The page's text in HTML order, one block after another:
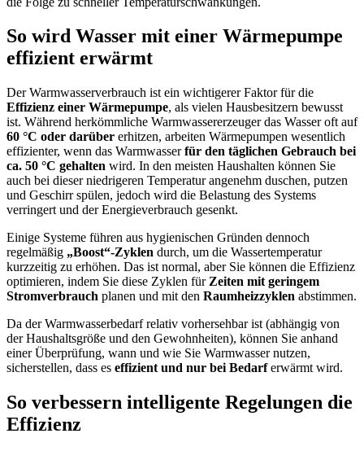
So wird Wasser mit einer Wärmepumpe
effizient erwärmt
Der Warmwasserverbrauch ist ein wichtigerer Faktor für die
Effizienz einer Wärmepumpe, als vielen Hausbesitzern bewusst
ist. Während herkömmliche Warmwassererzeuger das Wasser oft auf
60 °C oder darüber erhitzen, arbeiten Wärmepumpen wesentlich
effizienter, wenn das Warmwasserfür den täglichen Gebrauch bei
ca. 50 °C gehalten wird. In den meisten Haushalten können Sie
auch bei dieser niedrigeren Temperatur angenehm duschen, putzen
und Geschirr spülen, jedoch wird die Belastung des Systems
verringert und der Energieverbrauch gesenkt.
Einige Systeme führen aus hygienischen Gründen dennoch
regelmäßig „Boost“-Zyklen durch, um die Wassertemperatur
kurzzeitig zu erhöhen. Das ist normal, aber Sie können die Effizienz
optimieren, indem Sie diese Zyklen für Zeiten mit geringem
Stromverbrauch planen und mit den Raumheizzyklen abstimmen.
Da der Warmwasserbedarf relativ vorhersehbar ist (abhängig von
der Haushaltsgröße und den Gewohnheiten), können Sie anhand
einer Überprüfung, wann und wie Sie Warmwasser nutzen,
sicherstellen, dass es effizient und nur bei Bedarferwärmt wird.
So verbessern intelligente Regelungen die
Effizienz